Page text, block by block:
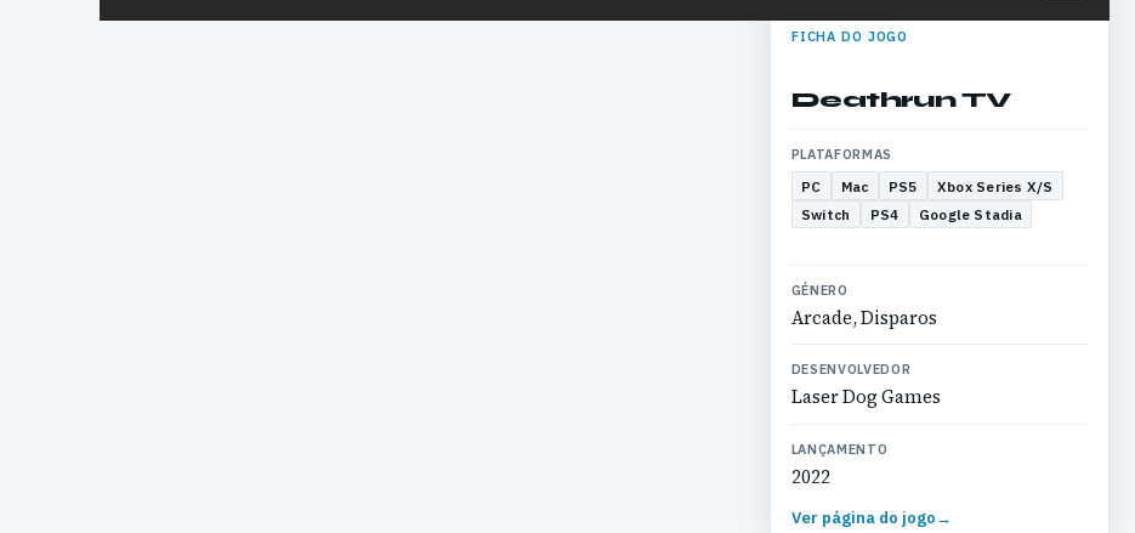
FICHA DO JOGO
Deathrun TV
PLATAFORMAS
PC Mac PS5
Xbox Series X/S
Switch
PS4 Google Stadia
GÉNERO
Arcade, Disparos
DESENVOLVEDOR
Laser Dog Games
LANÇAMENTO
2022
Ver página do jogo→